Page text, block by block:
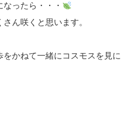
ったら・・・
ん咲くと思います。
かねて一緒にコスモスを見に